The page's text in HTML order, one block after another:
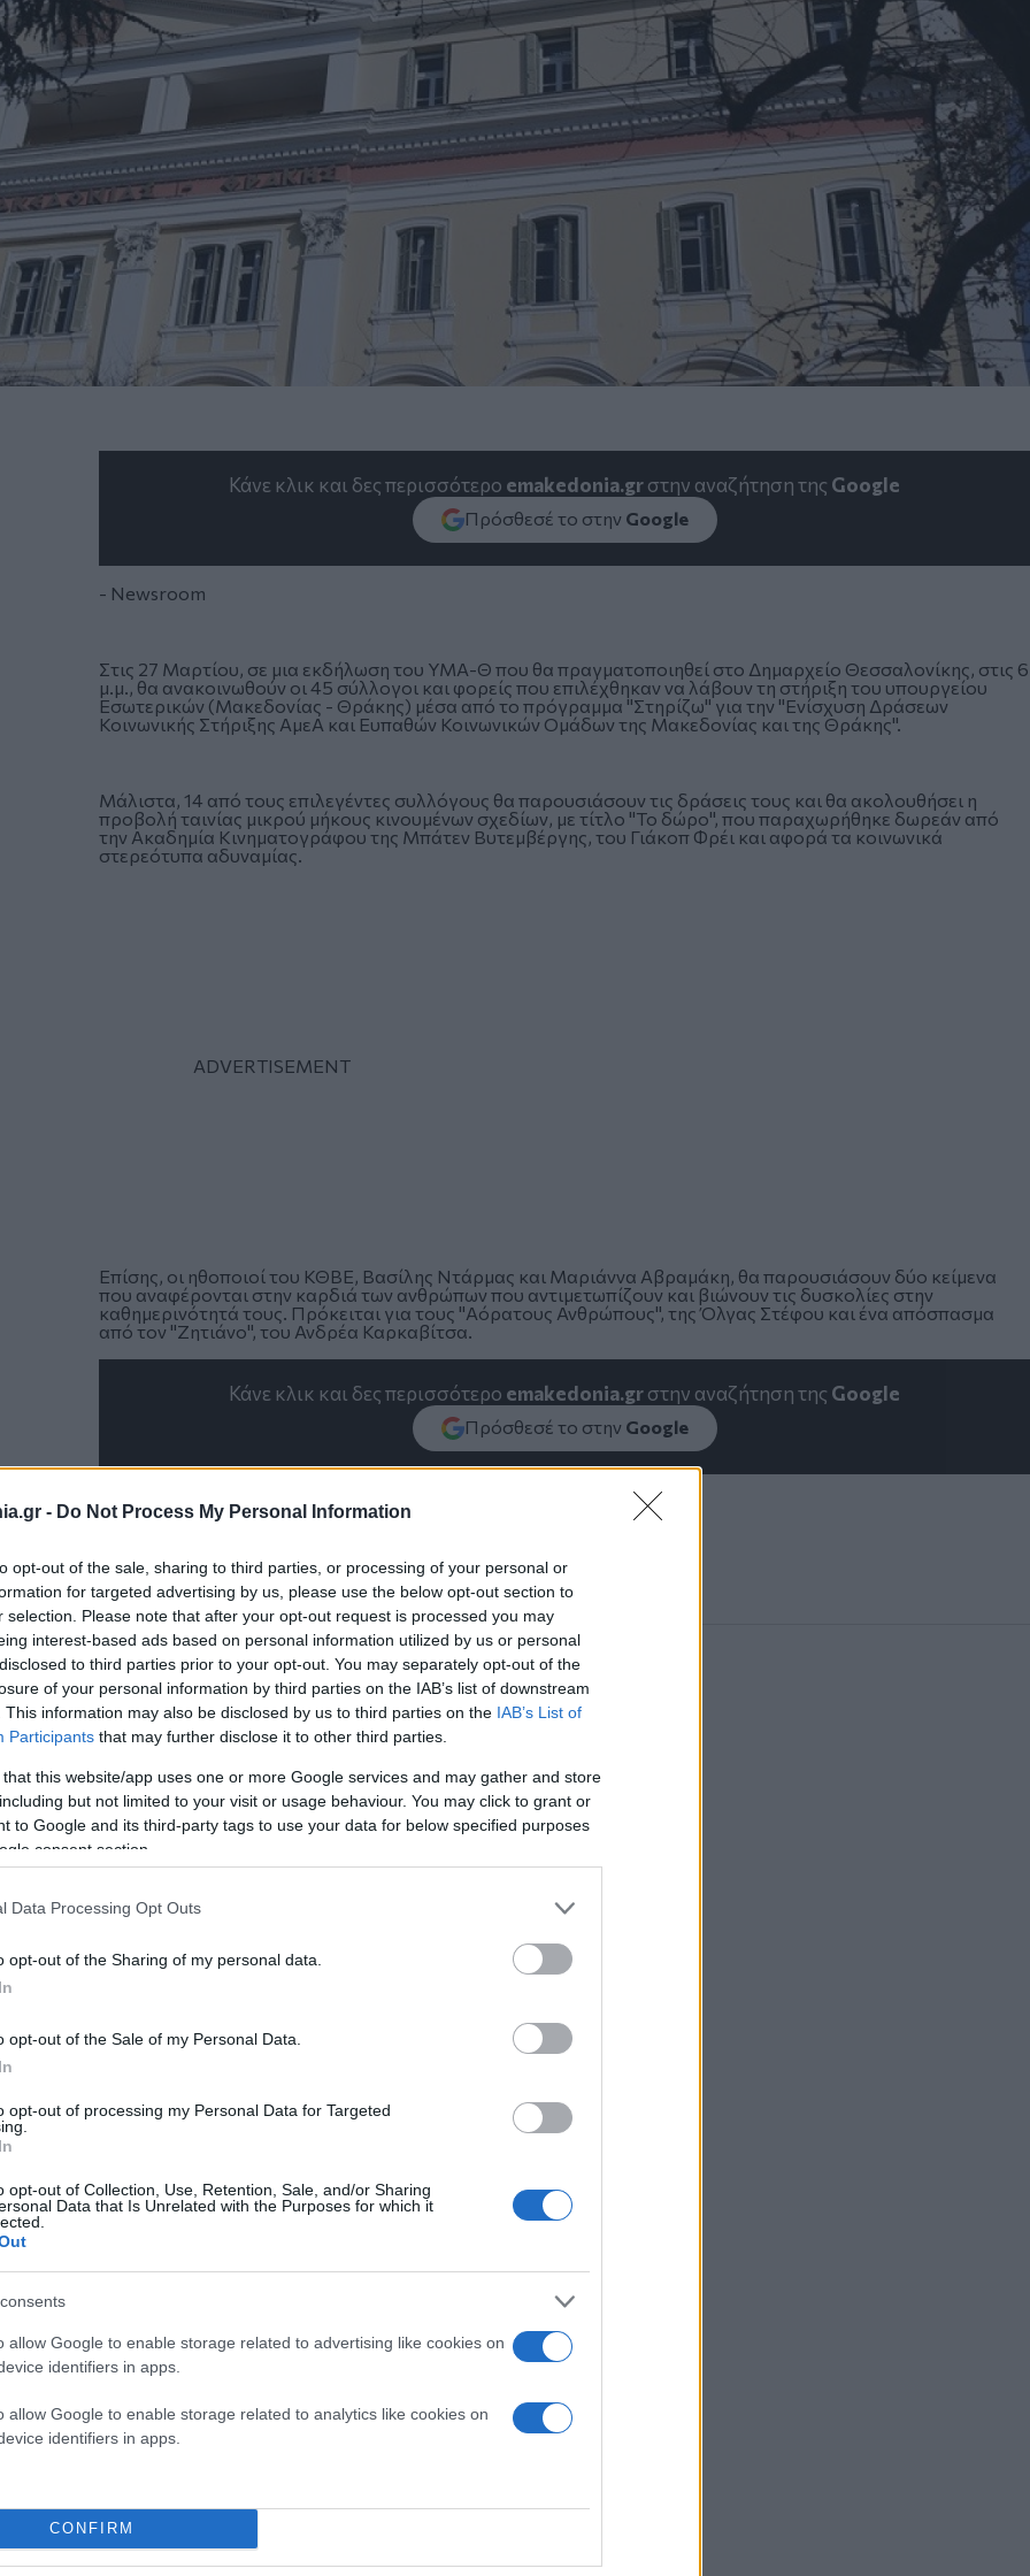
- Do Not Process My Personal Information
opt-out of the sale, sharing to third parties, or processing of your personal or
for targeted advertising by us, please use the below opt-out section to
selection. Please note that after your opt-out request is processed you may
interest-based ads based on personal information utilized by us or personal
to third parties prior to your opt-out. You may separately opt-out of the
of your personal information by third parties on the IAB’s list of downstream
This information may also be disclosed by us to third parties on the IAB’s List of
Participants that may further disclose it to other third parties.
that this website/app uses one or more Google services and may gather and store
but not limited to your visit or usage behaviour. You may click to grant or
to Google and its third-party tags to use your data for below specified purposes
consent section.
Data Processing Opt Outs
opt-out of the Sharing of my personal data.
opt-out of the Sale of my Personal Data.
opt-out of processing my Personal Data for Targeted
opt-out of Collection, Use, Retention, Sale, and/or Sharing
Data that Is Unrelated with the Purposes for which it
allow Google to enable storage related to advertising like cookies on
identifiers in apps.
allow Google to enable storage related to analytics like cookies on
identifiers in apps.
CONFIRM
Κάνε κλικ και δες περισσότερο emakedonia.grστην αναζήτηση της Google
Πρόσθεσέ το στην Google
- Newsroom
Στις 27 Μαρτίου, σε μια εκδήλωση του ΥΜΑ-Θ που θα πραγματοποιηθεί στο Δημαρχείο Θεσσαλονίκης, στις 6
μ.μ., θα ανακοινωθούν οι 45 σύλλογοι και φορείς που επιλέχθηκαν να λάβουν τη στήριξη του υπουργείου
Εσωτερικών (Μακεδονίας - Θράκης) μέσα από το πρόγραμμα "Στηρίζω" για την "Ενίσχυση Δράσεων
Κοινωνικής Στήριξης ΑμεΑ και Ευπαθών Κοινωνικών Ομάδων της Μακεδονίας και της Θράκης".
Μάλιστα, 14 από τους επιλεγέντες συλλόγους θα παρουσιάσουν τις δράσεις τους και θα ακολουθήσει η
προβολή ταινίας μικρού μήκους κινουμένων σχεδίων, με τίτλο "Το δώρο", που παραχωρήθηκε δωρεάν από
την Ακαδημία Κινηματογράφου της Μπάτεν Βυτεμβέργης, του Γιάκοπ Φρέι και αφορά τα κοινωνικά
στερεότυπα αδυναμίας.
Επίσης, οι ηθοποιοί του ΚΘΒΕ, Βασίλης Ντάρμας και Μαριάννα Αβραμάκη, θα παρουσιάσουν δύο κείμενα
που αναφέρονται στην καρδιά των ανθρώπων που αντιμετωπίζουν και βιώνουν τις δυσκολίες στην
καθημερινότητά τους. Πρόκειται για τους "Αόρατους Ανθρώπους", της Όλγας Στέφου και ένα απόσπασμα
από τον "Ζητιάνο", του Ανδρέα Καρκαβίτσα.
Κάνε κλικ και δες περισσότερο emakedonia.grστην αναζήτηση της Google
Πρόσθεσέ το στην Google